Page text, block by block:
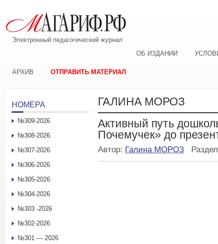
Электронный педагогический журнал
ОБ ИЗДАНИИ
АРХИВ ОТПРАВИТЬ МАТЕРИАЛ
ГАЛИНА МОРОЗ
Активный путь
Почемучек» до
Автор: Галина МОРОЗ
НОМЕРА
№309-2026
№308-2026
№307-2026
№306-2026
№305-2026
№304-2026
№303 -2026
№302-2026
№301 — 2026